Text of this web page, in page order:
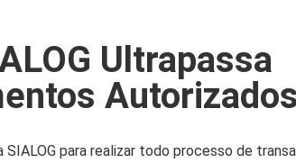
Ultrapassa
Autorizados
SIALOG para realizar todo processo de